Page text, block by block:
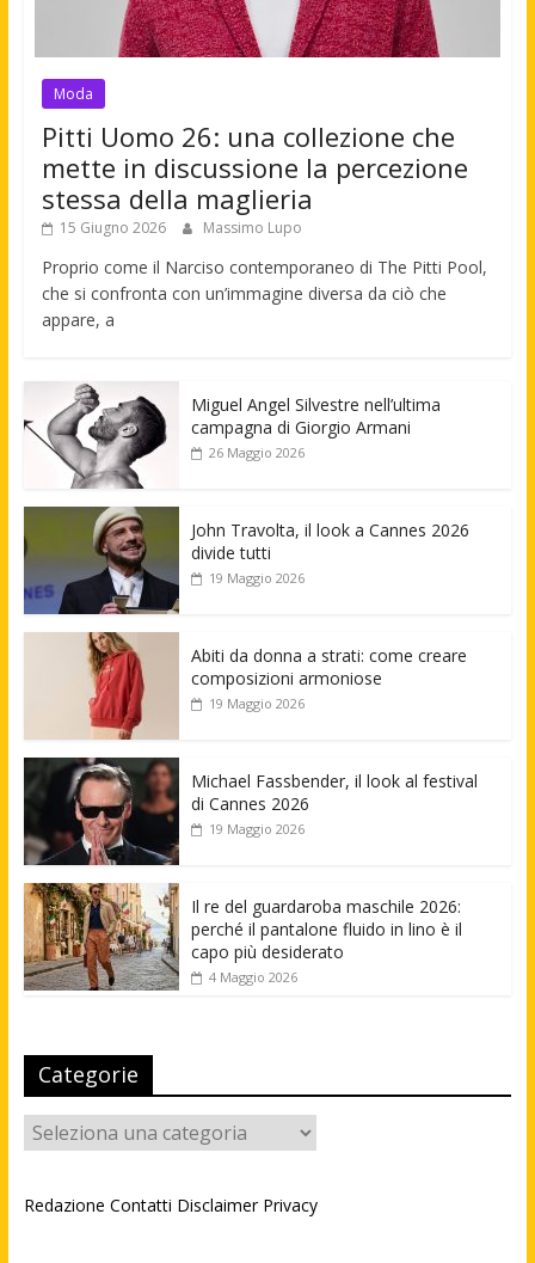
Moda
Pitti Uomo 26: una collezione che
mette in discussione la percezione
stessa della maglieria
15 Giugno 2026 Massimo Lupo
Proprio come il Narciso contemporaneo di The Pitti Pool,
che si confronta con un’immagine diversa da ciò che
appare, a
Miguel Angel Silvestre nell’ultima
campagna di Giorgio Armani
26 Maggio 2026
John Travolta, il look a Cannes 2026
divide tutti
19 Maggio 2026
Abiti da donna a strati: come creare
composizioni armoniose
19 Maggio 2026
Michael Fassbender, il look al festival
di Cannes 2026
19 Maggio 2026
Il re del guardaroba maschile 2026:
perché il pantalone fluido in lino è il
capo più desiderato
4 Maggio 2026
Categorie
Categorie
Redazione Contatti Disclaimer Privacy